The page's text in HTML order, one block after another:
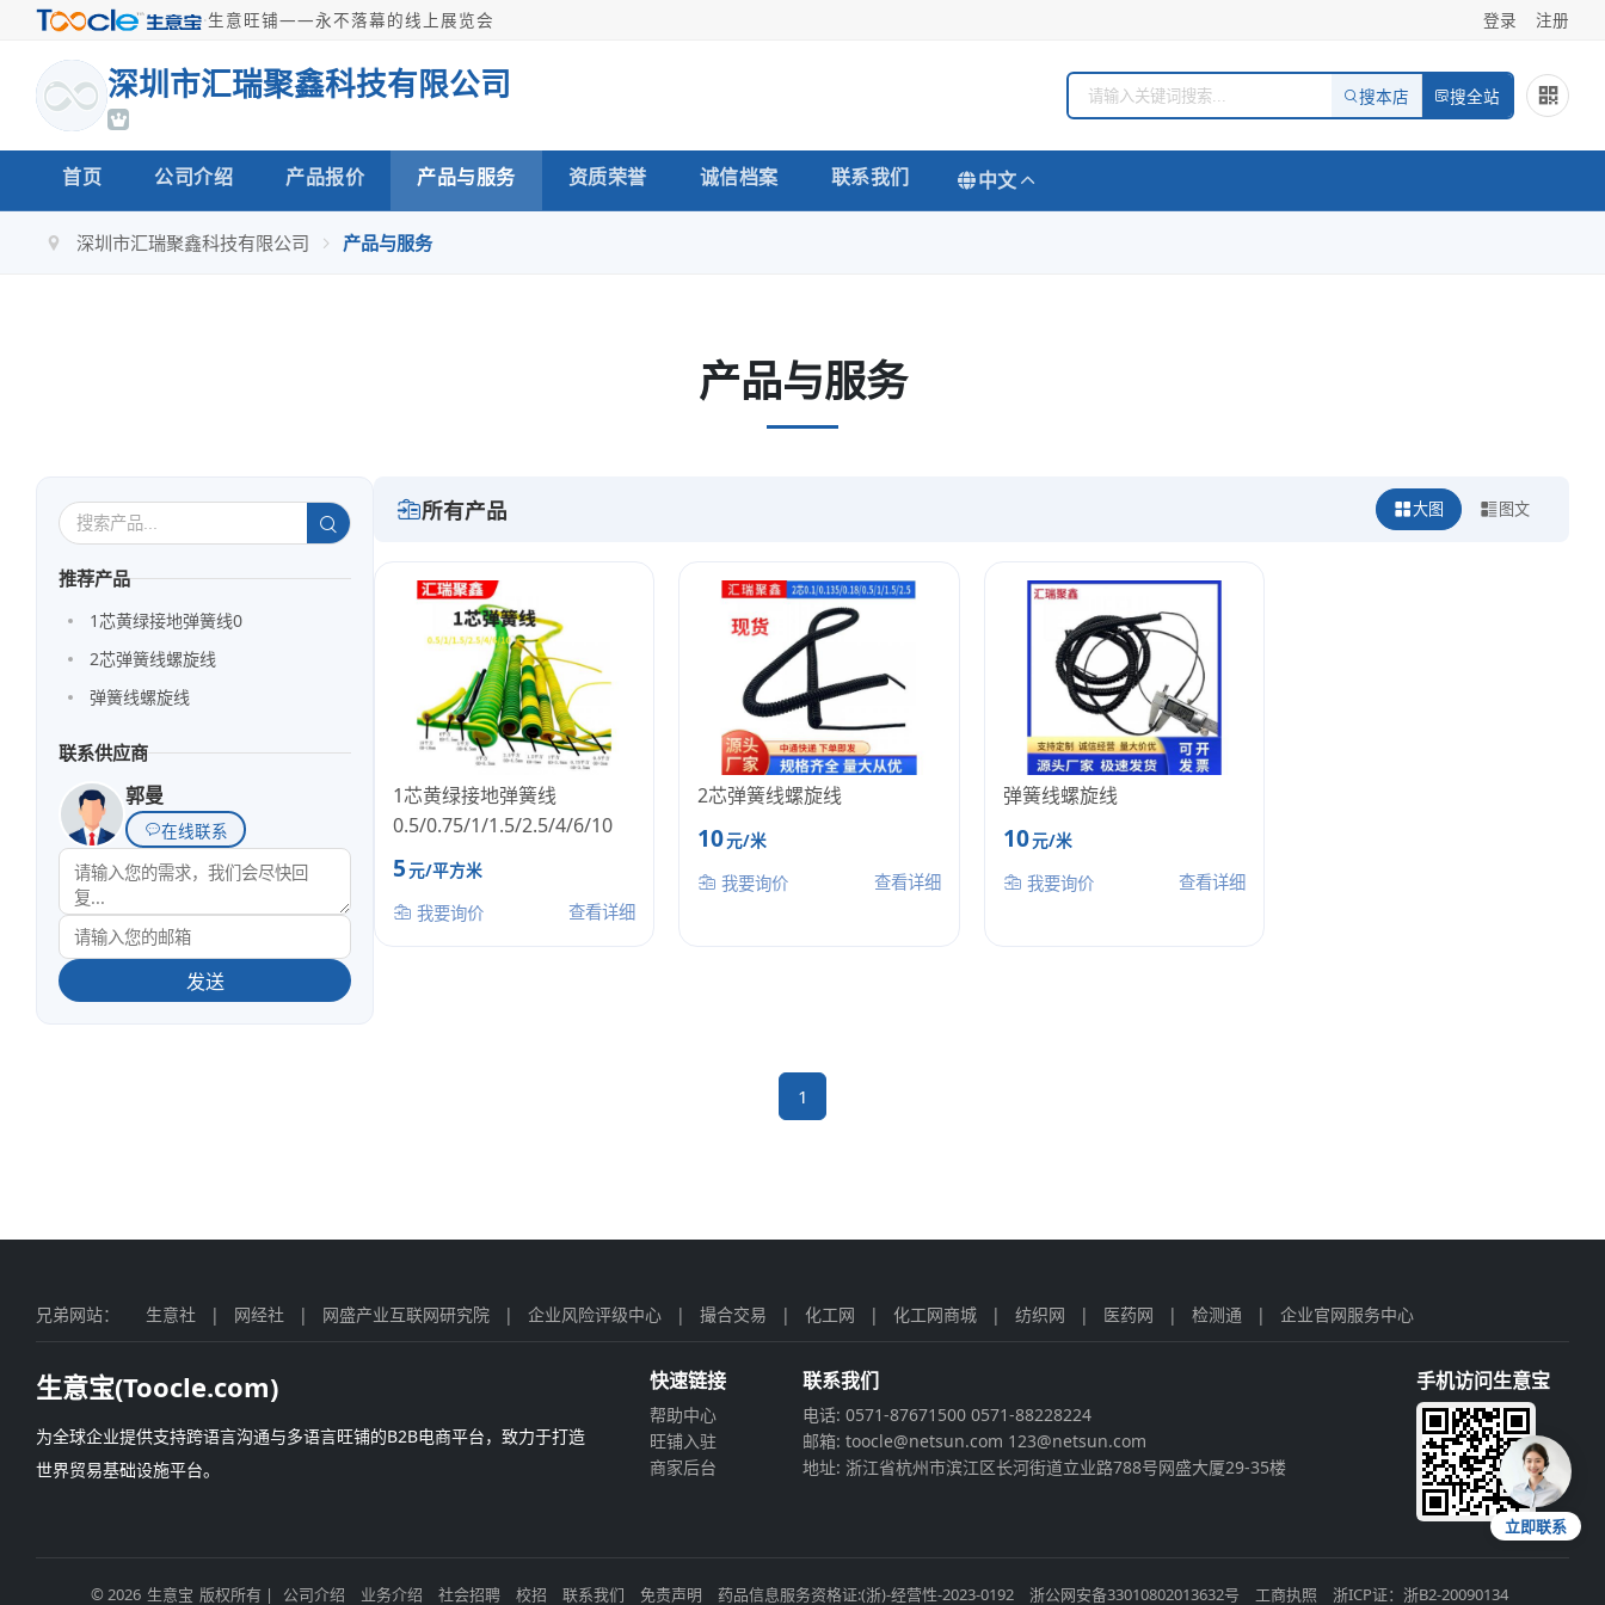
·生意旺铺——永不落幕的线上展览会 登录 注册
深圳市汇瑞聚鑫科技有限公司 搜本店 搜全站
首页 公司介绍 产品报价 产品与服务 资质荣誉 诚信档案 联系我们 中文
深圳市汇瑞聚鑫科技有限公司 产品与服务
产品与服务
推荐产品
1芯黄绿接地弹簧线0
2芯弹簧线螺旋线
弹簧线螺旋线
联系供应商
郭曼
在线联系
发送
所有产品 大图 图文
1芯黄绿接地弹簧线
0.5/0.75/1/1.5/2.5/4/6/10
5元/平方米
我要询价
查看详细
2芯弹簧线螺旋线
10元/米
我要询价
查看详细
弹簧线螺旋线
10元/米
我要询价
查看详细
1
立即联系
兄弟网站： 生意社 | 网经社 | 网盛产业互联网研究院 | 企业风险评级中心 | 撮合交易 | 化工网 | 化工网商城 | 纺织网 | 医药网 | 检测通 | 企业官网服务中心
生意宝(Toocle.com)
为全球企业提供支持跨语言沟通与多语言旺铺的B2B电商平台，致力于打造
世界贸易基础设施平台。
快速链接
帮助中心
旺铺入驻
商家后台
联系我们
电话: 0571-87671500 0571-88228224
邮箱: toocle@netsun.com 123@netsun.com
地址: 浙江省杭州市滨江区长河街道立业路788号网盛大厦29-35楼
手机访问生意宝
© 2026 生意宝 版权所有 | 公司介绍 业务介绍 社会招聘 校招 联系我们 免责声明 药品信息服务资格证:(浙)-经营性-2023-0192 浙公网安备33010802013632号 工商执照 浙ICP证：浙B2-20090134